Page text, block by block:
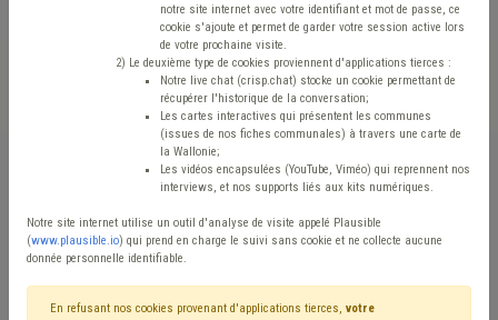
Sensibilisation à la
dématérialisation des
marchés publics à
l'attention des
commerçants et
entrepreneurs locaux
notre site internet avec votre identifiant et mot de passe, ce
cookie s'ajoute et permet de garder votre session active lors
de votre prochaine visite.
2) Le deuxième type de cookies proviennent d'applications tierces :
Notre live chat (crisp.chat) stocke un cookie permettant de
récupérer l'historique de la conversation;
Les cartes interactives qui présentent les communes
(issues de nos fiches communales) à travers une carte de
la Wallonie;
Les vidéos encapsulées (YouTube, Viméo) qui reprennent nos
interviews, et nos supports liés aux kits numériques.
Notre site internet utilise un outil d'analyse de visite appelé Plausible
(www.plausible.io) qui prend en charge le suivi sans cookie et ne collecte aucune
donnée personnelle identifiable.
En refusant nos cookies provenant d'applications tierces, votre